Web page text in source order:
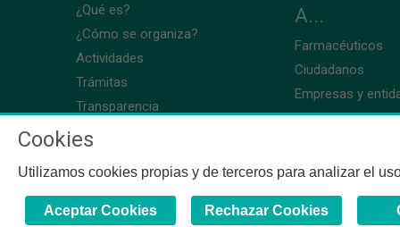
¿Qué es?
¿Cómo se organiza?
Actividades
Trámitas
Transparencia
A...
Farmacéuticos
Ciudadanos
Empresas y
Cookies
Utilizamos cookies propias y de terceros para analizar el
Aceptar Cookies Rechazar Cookies